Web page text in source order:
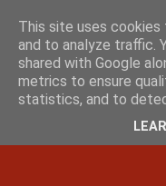
This site uses
and to analyze traffic.
shared with Google
metrics to ensure
statistics, and to